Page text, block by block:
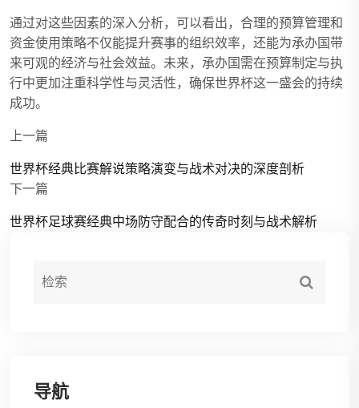
通过对这些因素的深入分析，可以看出，合理的预算管理和
资金使用策略不仅能提升赛事的组织效率，还能为承办国带
来可观的经济与社会效益。未来，承办国需在预算制定与执
行中更加注重科学性与灵活性，确保世界杯这一盛会的持续
成功。
上一篇
世界杯经典比赛解说策略演变与战术对决的深度剖析
下一篇
世界杯足球赛经典中场防守配合的传奇时刻与战术解析
导航